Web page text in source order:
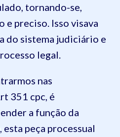
tornando-se,
e preciso. Isso visava
do sistema judiciário e
legal.
nas
351 cpc, é
a função da
peça processual